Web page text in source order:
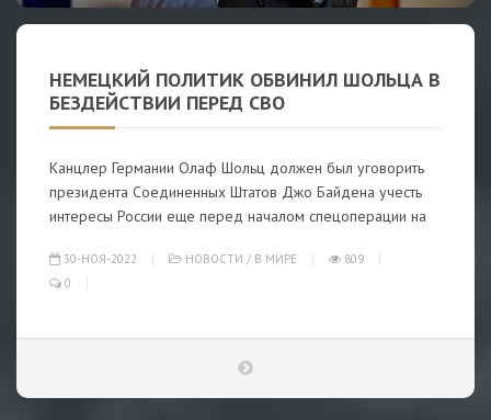
НЕМЕЦКИЙ ПОЛИТИК ОБВИНИЛ ШОЛЬЦА В
БЕЗДЕЙСТВИИ ПЕРЕД СВО
Канцлер Германии Олаф Шольц должен был уговорить
президента Соединенных Штатов Джо Байдена учесть
интересы России еще перед началом спецоперации на
30-НОЯ-2022 НОВОСТИ / В МИРЕ
809
0